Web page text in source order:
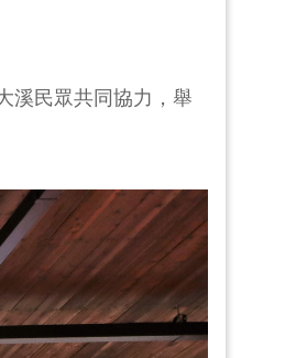
溪民眾共同協力，舉